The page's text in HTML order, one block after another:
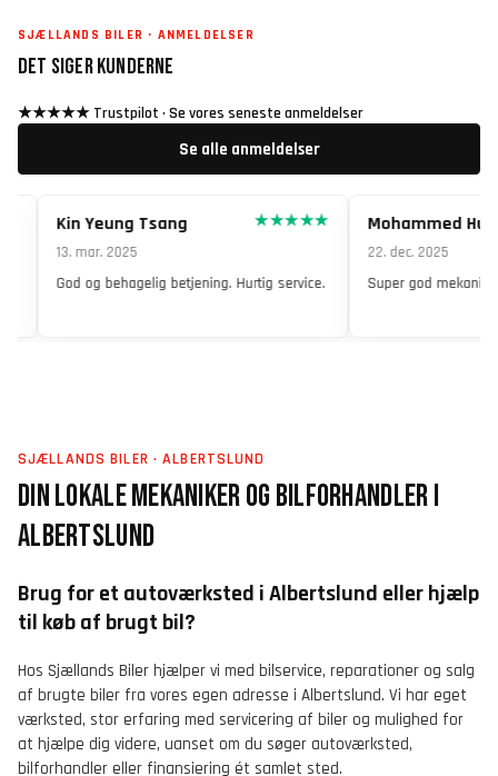
SJÆLLANDS BILER · ANMELDELSER
DET SIGER KUNDERNE
★★★★★ Trustpilot · Se vores seneste anmeldelser
Se alle anmeldelser
Kin Yeung Tsang ★★★★★
13. mar. 2025
God og behagelig betjening. Hurtig service.
Mohammed
22. dec. 2025
Super god mekaniker
SJÆLLANDS BILER · ALBERTSLUND
DIN LOKALE MEKANIKER OG BILFORHANDLER I
ALBERTSLUND
Brug for et autoværksted i Albertslund eller hjælp
til køb af brugt bil?
Hos Sjællands Biler hjælper vi med bilservice, reparationer og salg
af brugte biler fra vores egen adresse i Albertslund. Vi har eget
værksted, stor erfaring med servicering af biler og mulighed for
at hjælpe dig videre, uanset om du søger autoværksted,
bilforhandler eller finansiering ét samlet sted.